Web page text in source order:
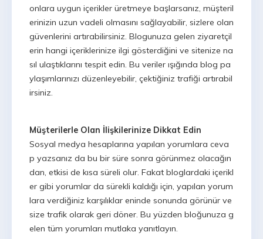
onlara uygun içerikler üretmeye başlarsanız, müşteril
erinizin uzun vadeli olmasını sağlayabilir, sizlere olan
güvenlerini artırabilirsiniz. Blogunuza gelen ziyaretçil
erin hangi içeriklerinize ilgi gösterdiğini ve sitenize na
sıl ulaştıklarını tespit edin. Bu veriler ışığında blog pa
ylaşımlarınızı düzenleyebilir, çektiğiniz trafiği artırabil
irsiniz.
Müşterilerle Olan İlişkilerinize Dikkat Edin
Sosyal medya hesaplarına yapılan yorumlara ceva
p yazsanız da bu bir süre sonra görünmez olacağın
dan, etkisi de kısa süreli olur. Fakat bloglardaki içerikl
er gibi yorumlar da sürekli kaldığı için, yapılan yorum
lara verdiğiniz karşılıklar eninde sonunda görünür ve
size trafik olarak geri döner. Bu yüzden bloğunuza g
elen tüm yorumları mutlaka yanıtlayın.